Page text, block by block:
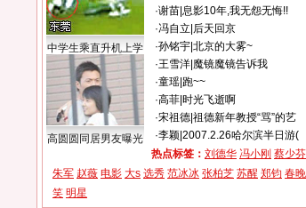
中学生乘直升机上学
高圆圆同居男友曝光
·谢苗| 息影10年,我无怨无悔!!
·冯自立 后天回京
·孙铭宇| 北京的大雾~
·王雪洋| 魔镜魔镜告诉我
·童瑶| 跑~~
·高菲| 时光飞逝啊
·宋祖德| 祖德新年教授“骂”的艺
·李颖| 2007.2.26哈尔滨半日游(
热点标签： 刘德华 冯小刚 蔡少芬
朱军 赵薇 电影 大s 选秀 范冰冰 张柏芝 苏醒 郑钧 春晚
笑 明星